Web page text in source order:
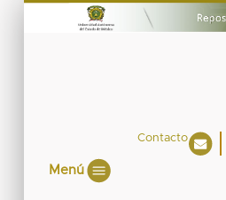
Contacto
Menú